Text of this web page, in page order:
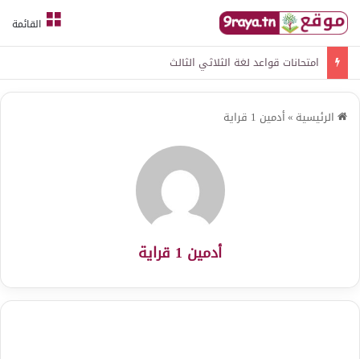
القائمة
امتحانات قواعد لغة الثلاثي الثالث
الرئيسية »أدمين 1 قراية
أدمين 1 قراية